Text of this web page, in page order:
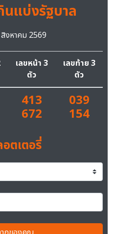
แบ่งรัฐบาล
งหาคม 2569
เลขหน้า 3
ตัว
เลขท้าย 3
ตัว
413
672
039
154
ตเตอรี่